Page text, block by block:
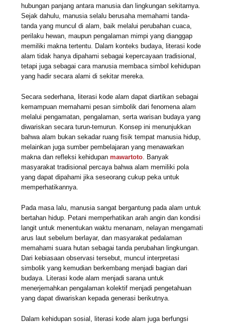
hubungan panjang antara manusia dan lingkungan sekitarnya.
Sejak dahulu, manusia selalu berusaha memahami tanda-
tanda yang muncul di alam, baik melalui perubahan cuaca,
perilaku hewan, maupun pengalaman mimpi yang dianggap
memiliki makna tertentu. Dalam konteks budaya, literasi kode
alam tidak hanya dipahami sebagai kepercayaan tradisional,
tetapi juga sebagai cara manusia membaca simbol kehidupan
yang hadir secara alami di sekitar mereka.
Secara sederhana, literasi kode alam dapat diartikan sebagai
kemampuan memahami pesan simbolik dari fenomena alam
melalui pengamatan, pengalaman, serta warisan budaya yang
diwariskan secara turun-temurun. Konsep ini menunjukkan
bahwa alam bukan sekadar ruang fisik tempat manusia hidup,
melainkan juga sumber pembelajaran yang menawarkan
makna dan refleksi kehidupanmawartoto . Banyak
masyarakat tradisional percaya bahwa alam memiliki pola
yang dapat dipahami jika seseorang cukup peka untuk
memperhatikannya.
Pada masa lalu, manusia sangat bergantung pada alam untuk
bertahan hidup. Petani memperhatikan arah angin dan kondisi
langit untuk menentukan waktu menanam, nelayan mengamati
arus laut sebelum berlayar, dan masyarakat pedalaman
memahami suara hutan sebagai tanda perubahan lingkungan.
Dari kebiasaan observasi tersebut, muncul interpretasi
simbolik yang kemudian berkembang menjadi bagian dari
budaya. Literasi kode alam menjadi sarana untuk
menerjemahkan pengalaman kolektif menjadi pengetahuan
yang dapat diwariskan kepada generasi berikutnya.
Dalam kehidupan sosial, literasi kode alam juga berfungsi